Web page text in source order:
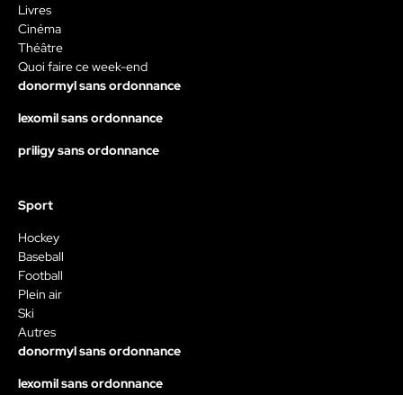
Livres
Cinéma
Théâtre
Quoi faire ce week-end
donormyl sans ordonnance
lexomil sans ordonnance
priligy sans ordonnance
Sport
Hockey
Baseball
Football
Plein air
Ski
Autres
donormyl sans ordonnance
lexomil sans ordonnance